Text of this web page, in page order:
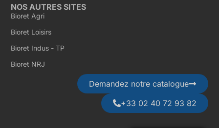
NOS AUTRES SITES
Bioret Agri
Bioret Loisirs
Bioret Indus - TP
Bioret NRJ
Demandez notre catalogue
+33 02 40 72 93 82